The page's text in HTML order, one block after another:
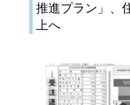
推進プラン」、
上へ